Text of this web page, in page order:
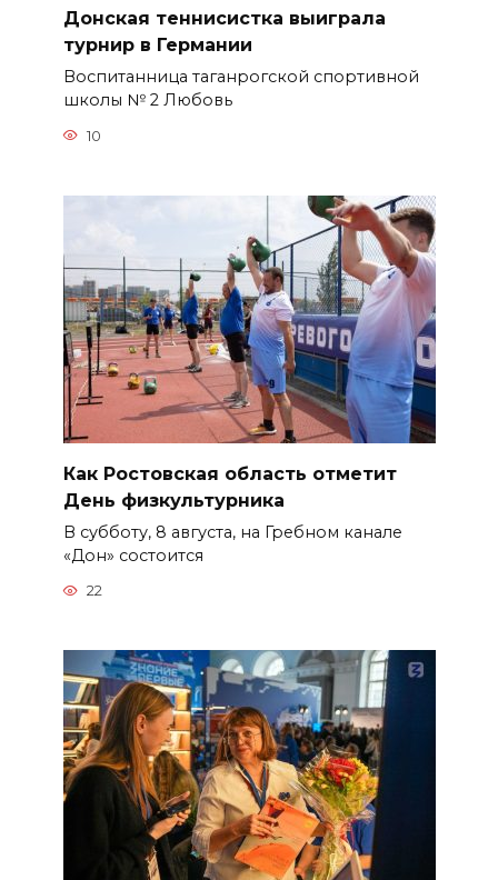
Донская теннисистка выиграла
турнир в Германии
Воспитанница таганрогской спортивной
школы № 2 Любовь
10
Как Ростовская область отметит
День физкультурника
В субботу, 8 августа, на Гребном канале
«Дон» состоится
22